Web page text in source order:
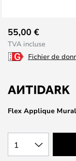
to
the
beginning
the
images
gallery
Flex Applique
55,00 €
TVA incluse
Fichier de
1